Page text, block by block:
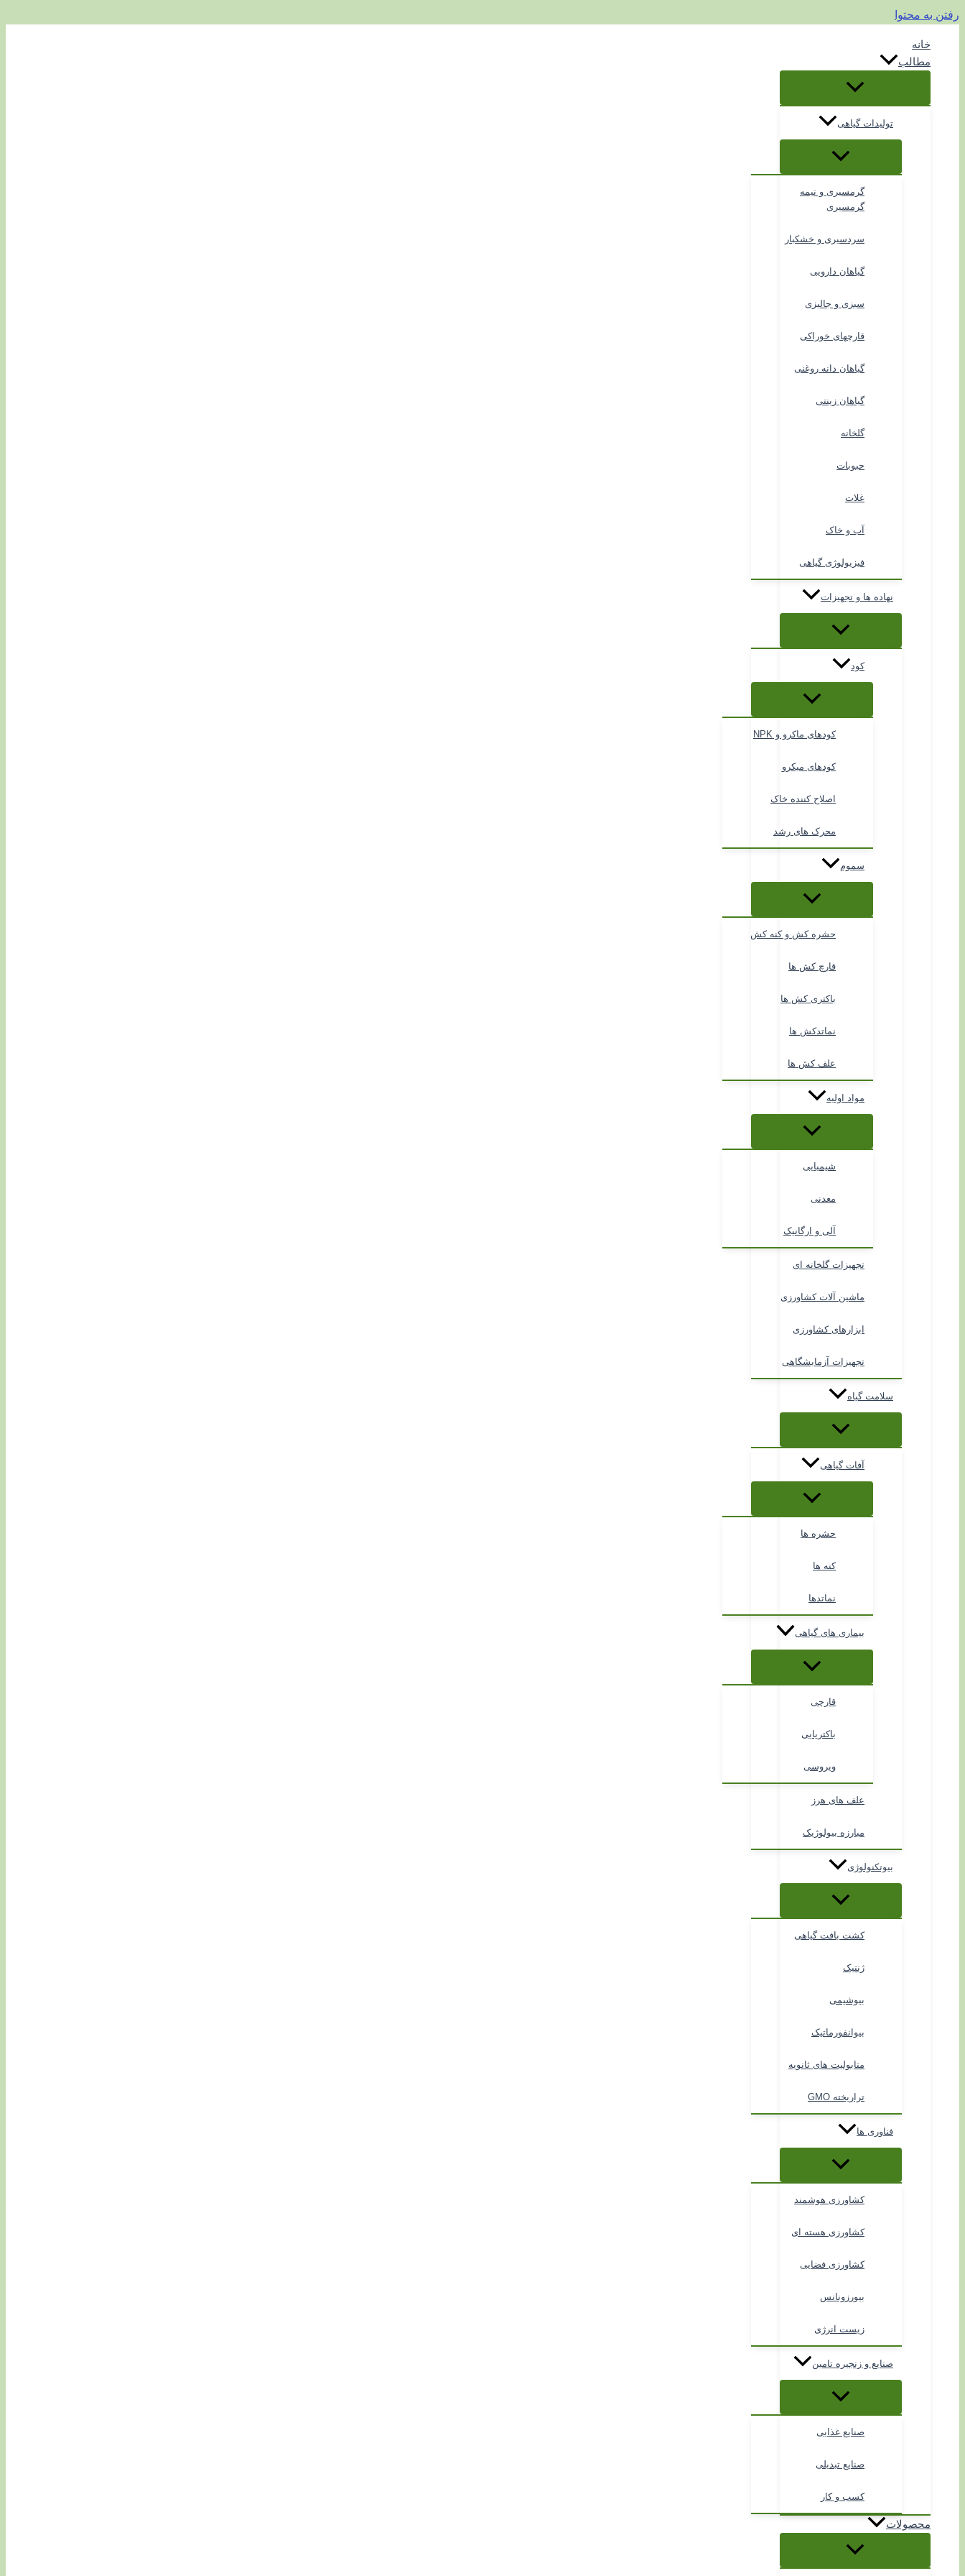
رفتن به محتوا
خانه
مطالب
تولیدات گیاهی
گرمسیری و نیمه
گرمسیری
سردسیری و خشکبار
گیاهان دارویی
سبزی و جالیزی
قارچهای خوراکی
گیاهان دانه روغنی
گیاهان زینتی
گلخانه
حبوبات
غلات
آب و خاک
فیزیولوژی گیاهی
نهاده ها و تجهیزات
کود
کودهای ماکرو و NPK
کودهای میکرو
اصلاح کننده خاک
محرک های رشد
سموم
حشره کش و کنه کش
قارچ کش ها
باکتری کش ها
نماتدکش ها
علف کش ها
مواد اولیه
شیمیایی
معدنی
آلی و ارگانیک
تجهیزات گلخانه ای
ماشین آلات کشاورزی
ابزارهای کشاورزی
تجهیزات آزمایشگاهی
سلامت گیاه
آفات گیاهی
حشره ها
کنه ها
نماتدها
بیماری های گیاهی
قارچی
باکتریایی
ویروسی
علف های هرز
مبارزه بیولوژیک
بیوتکنولوژی
کشت بافت گیاهی
ژنتیک
بیوشیمی
بیوانفورماتیک
متابولیت های ثانویه
تراریخته GMO
فناوری ها
کشاورزی هوشمند
کشاورزی هسته ای
کشاورزی فضایی
بیورزونانس
زیست انرژی
صنایع و زنجیره تامین
صنایع غذایی
صنایع تبدیلی
کسب و کار
محصولات